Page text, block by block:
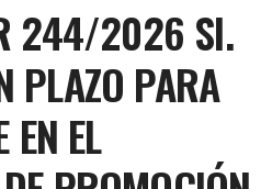
244/2026 SI.
PLAZO PARA
EN EL